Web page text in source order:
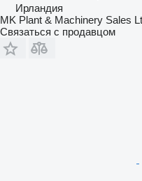
Ирландия
MK Plant & Machinery Sales
Связаться с продавцом